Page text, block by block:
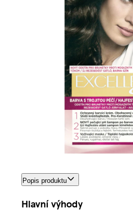
Popis produktu
Hlavní výhody